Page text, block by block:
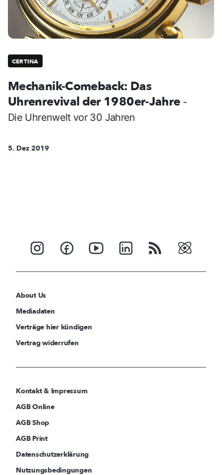
CERTINA
Mechanik-Comeback: Das
Uhrenrevival der 1980er-Jahre -
Die Uhrenwelt vor 30 Jahren
5. Dez 2019
About Us
Mediadaten
Verträge hier kündigen
Vertrag widerrufen
Kontakt & Impressum
AGB Online
AGB Shop
AGB Print
Datenschutzerklärung
Nutzungsbedingungen